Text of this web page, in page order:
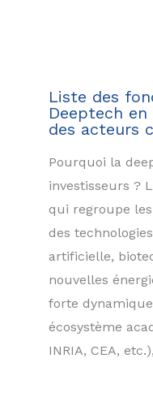
Liste des
Deeptech
des acteurs
Pourquoi la
investisseurs ?
qui regroupe
des
artificielle,
nouvelles
forte
écosystème
INRIA, CEA,